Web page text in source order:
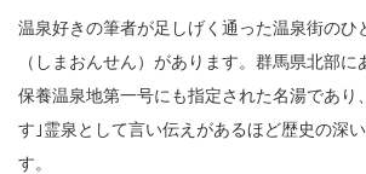
温泉好きの筆者が足しげく通った温泉街のひ
（しまおんせん）があります。群馬県北部
保養温泉地第一号にも指定された名湯であり
す｣霊泉として言い伝えがあるほど歴史の深
す。